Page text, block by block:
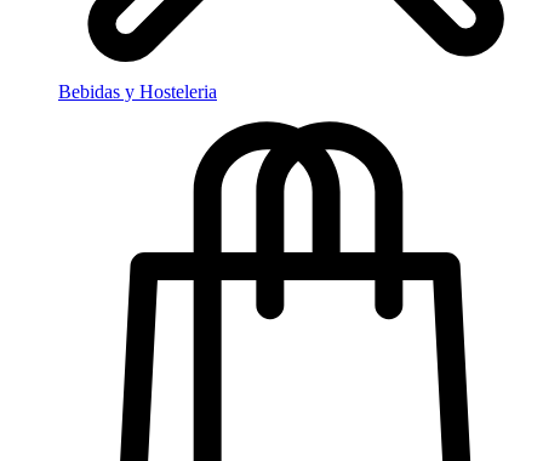
Bebidas y Hosteleria